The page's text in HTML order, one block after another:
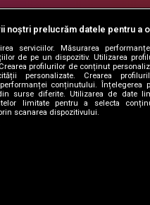
de Bine
Gold
noștri prelucrăm datele pentru a
serviciilor. Măsurarea
de pe un dispozitiv. Utilizarea
profilurilor de conținut
personalizate. Crearea
conținutului. Înțelegerea
surse diferite. Utilizarea de date
limitate pentru a selecta
scanarea dispozitivului.